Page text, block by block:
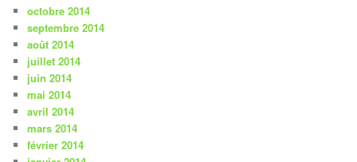
octobre 2014
septembre 2014
août 2014
juillet 2014
juin 2014
mai 2014
avril 2014
mars 2014
février 2014